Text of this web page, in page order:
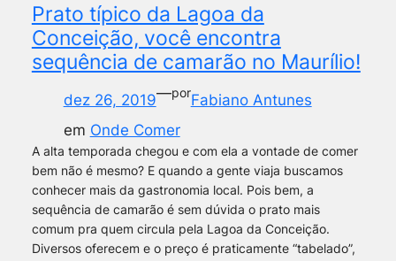
Prato típico da Lagoa da
Conceição, você encontra
sequência de camarão no Maurílio!
dez 26, 2019—porFabiano Antunes
em Onde Comer
A alta temporada chegou e com ela a vontade de comer
bem não é mesmo? E quando a gente viaja buscamos
conhecer mais da gastronomia local. Pois bem, a
sequência de camarão é sem dúvida o prato mais
comum pra quem circula pela Lagoa da Conceição.
Diversos oferecem e o preço é praticamente “tabelado”,